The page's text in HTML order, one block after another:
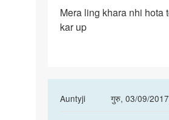
Mera
ling
Mera ling khara nhi hota
kar up
Auntyji
गुरु, 03/09/
In